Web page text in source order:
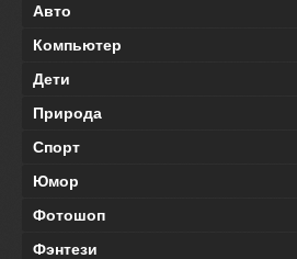
Авто
Компьютер
Дети
Природа
Спорт
Юмор
Фотошоп
Фэнтези